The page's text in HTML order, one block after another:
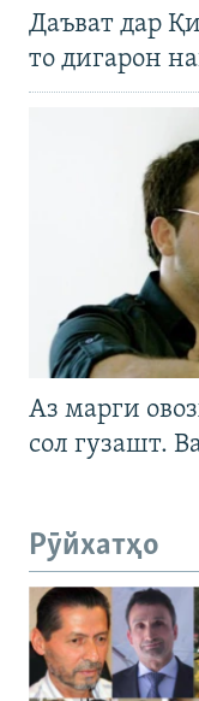
Даъват дар
то дигарон
Аз марги
сол гузашт.
Рӯйхатҳо